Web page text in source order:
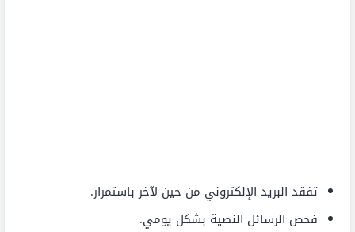
تفقد البريد الإلكتروني من حين لآخر باستمرار.
فحص الرسائل النصية بشكل يومي.